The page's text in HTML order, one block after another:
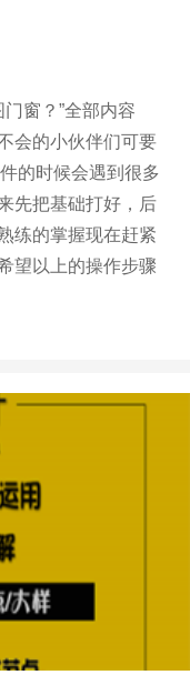
窗？”全部内容
会的小伙伴们可要
的时候会遇到很多
先把基础打好，后
练的掌握现在赶紧
望以上的操作步骤